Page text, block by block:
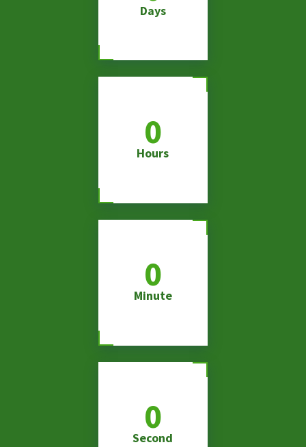
Days
0
Hours
0
Minute
0
Second